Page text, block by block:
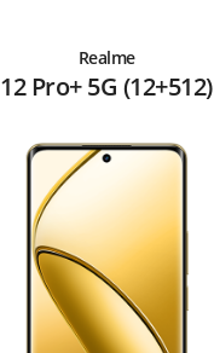
Realme
12 Pro+ 5G (12+512)